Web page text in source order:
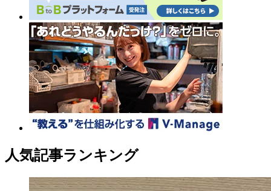
人気記事ランキング